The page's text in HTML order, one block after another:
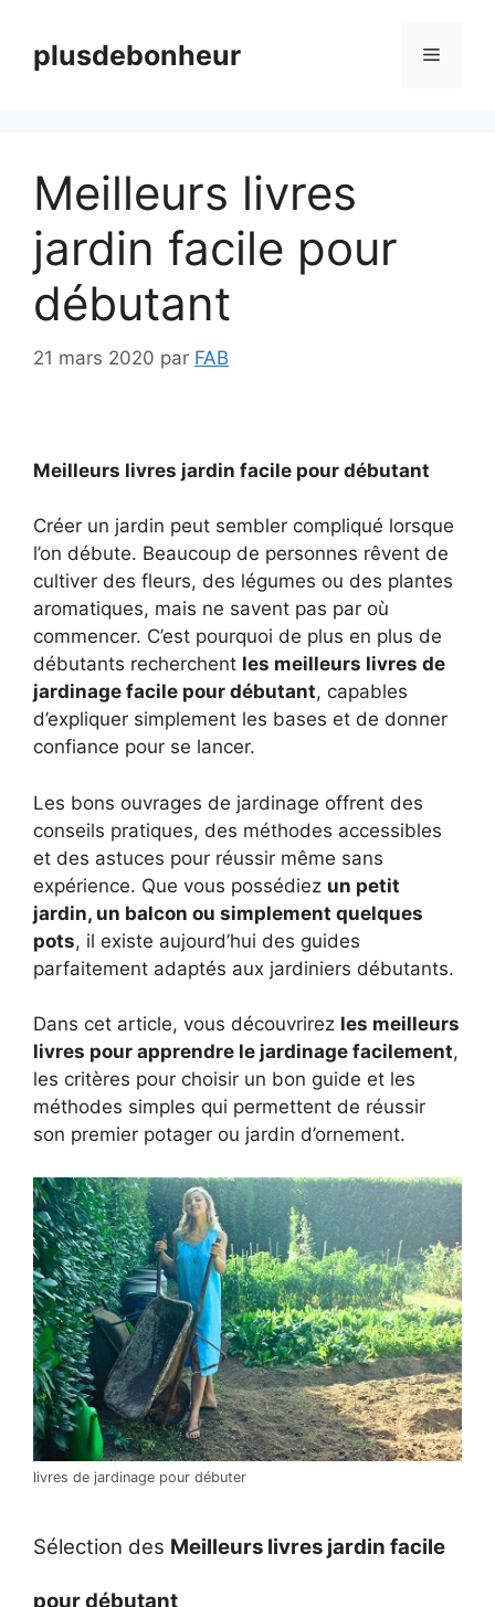
contenuplusdebonheur Menu
Meilleurs livres
jardin facile pour
débutant
21 mars 2020 par FAB
Meilleurs livres jardin facile pour débutant
Créer un jardin peut sembler compliqué lorsque
l’on débute. Beaucoup de personnes rêvent de
cultiver des fleurs, des légumes ou des plantes
aromatiques, mais ne savent pas par où
commencer. C’est pourquoi de plus en plus de
débutants recherchent les meilleurs livres de
jardinage facile pour débutant, capables
d’expliquer simplement les bases et de donner
confiance pour se lancer.
Les bons ouvrages de jardinage offrent des
conseils pratiques, des méthodes accessibles
et des astuces pour réussir même sans
expérience. Que vous possédiez un petit
jardin, un balcon ou simplement quelques
pots, il existe aujourd’hui des guides
parfaitement adaptés aux jardiniers débutants.
Dans cet article, vous découvrirez les meilleurs
livres pour apprendre le jardinage facilement,
les critères pour choisir un bon guide et les
méthodes simples qui permettent de réussir
son premier potager ou jardin d’ornement.
livres de jardinage pour débuter
Sélection des Meilleurs livres jardin facile
pour débutant